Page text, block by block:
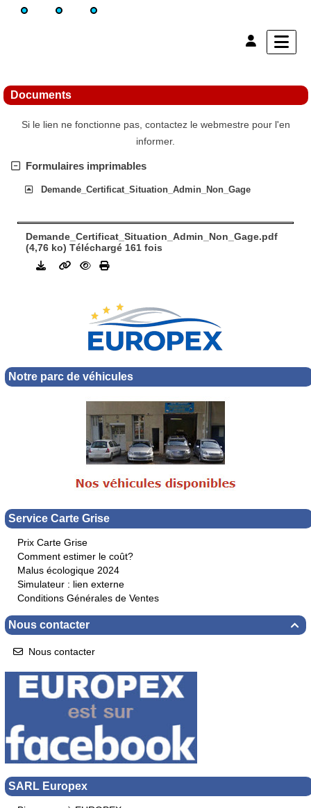
Notre parc de véhicules
Service Carte Grise
Prix Carte Grise
Comment estimer le coût?
Malus écologique 2024
Simulateur : lien externe
Conditions Générales de Ventes

Nous contacter
Nous contacter
SARL Europex
Documents
Si le lien ne fonctionne pas, contactez le webmestre pour l'en
informer.
Formulaires imprimables
Demande_Certificat_Situation_Admin_Non_Gage
Demande_Certificat_Situation_Admin_Non_Gage.pdf
(4,76 ko) Téléchargé 161 fois